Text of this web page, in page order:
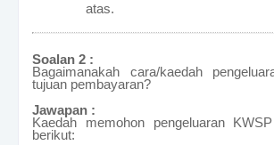
atas.
Soalan 2 :
Bagaimanakah cara/kaedah
tujuan pembayaran?
Jawapan :
Kaedah memohon pengeluaran
berikut: